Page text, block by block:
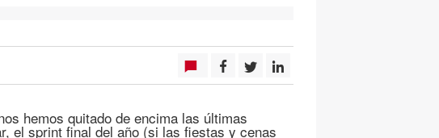
hemos quitado de encima las últimas
el sprint final del año (si las fiestas y cenas